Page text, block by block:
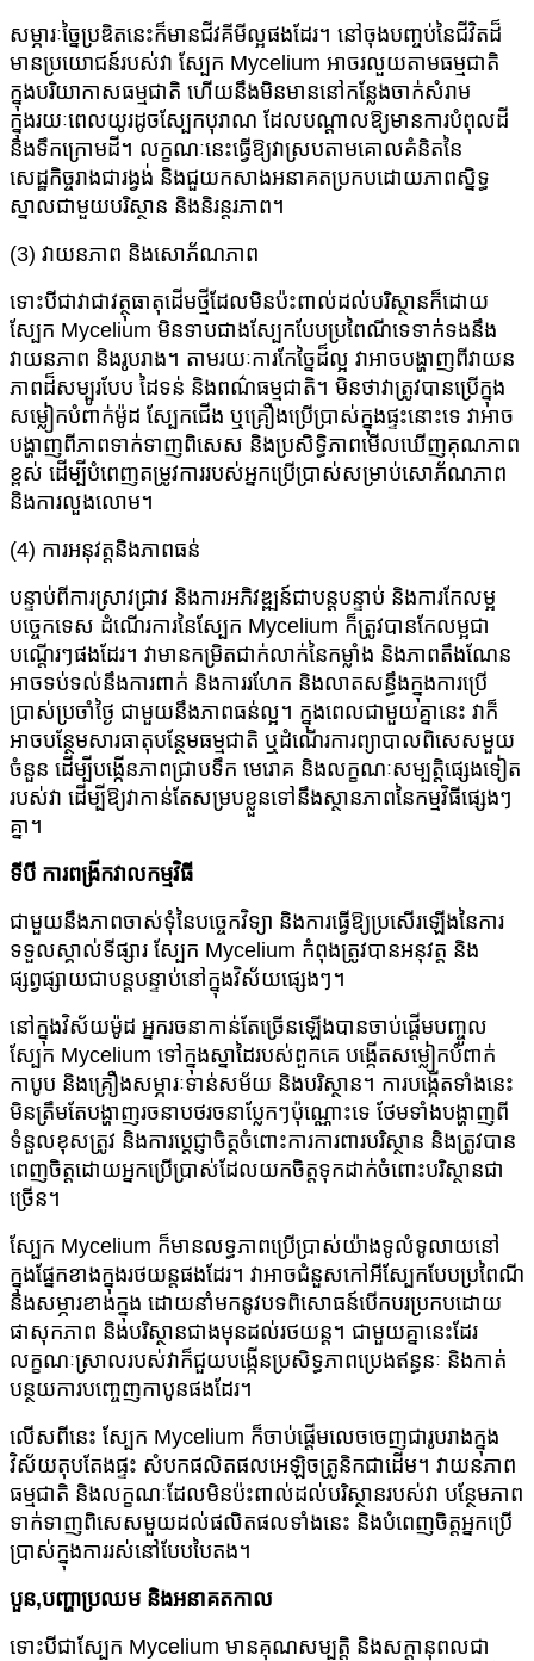
សម្ភារៈច្នៃប្រឌិតនេះក៏មានជីវគីមីល្អផងដែរ។ នៅចុងបញ្ចប់នៃជីវិតដ៏
មានប្រយោជន៍របស់វា ស្បែក Mycelium អាចរលួយតាមធម្មជាតិ
ក្នុងបរិយាកាសធម្មជាតិ ហើយនឹងមិនមាននៅកន្លែងចាក់សំរាម
ក្នុងរយៈពេលយូរដូចស្បែកបុរាណ ដែលបណ្តាលឱ្យមានការបំពុលដី
និងទឹកក្រោមដី។ លក្ខណៈនេះធ្វើឱ្យវាស្របតាមគោលគំនិតនៃ
សេដ្ឋកិច្ចរាងជារង្វង់ និងជួយកសាងអនាគតប្រកបដោយភាពស្និទ្ធ
ស្នាលជាមួយបរិស្ថាន និងនិរន្តរភាព។
(3) វាយនភាព និងសោភ័ណភាព
ទោះបីជាវាជាវត្ថុធាតុដើមថ្មីដែលមិនប៉ះពាល់ដល់បរិស្ថានក៏ដោយ
ស្បែក Mycelium មិនទាបជាងស្បែកបែបប្រពៃណីទេទាក់ទងនឹង
វាយនភាព និងរូបរាង។ តាម​រយៈ​ការ​កែច្នៃ​ដ៏​ល្អ វា​អាច​បង្ហាញ​ពី​វាយន
ភាព​ដ៏​សម្បូរ​បែប ដៃ​ទន់ និង​ពណ៌​ធម្មជាតិ។ មិនថាវាត្រូវបានប្រើក្នុង
សម្លៀកបំពាក់ម៉ូដ ស្បែកជើង ឬគ្រឿងប្រើប្រាស់ក្នុងផ្ទះនោះទេ វាអាច
បង្ហាញពីភាពទាក់ទាញពិសេស និងប្រសិទ្ធិភាពមើលឃើញគុណភាព
ខ្ពស់ ដើម្បីបំពេញតម្រូវការរបស់អ្នកប្រើប្រាស់សម្រាប់សោភ័ណភាព
និងការលួងលោម។
(4) ការអនុវត្តនិងភាពធន់
បន្ទាប់ពីការស្រាវជ្រាវ និងការអភិវឌ្ឍន៍ជាបន្តបន្ទាប់ និងការកែលម្អ
បច្ចេកទេស ដំណើរការនៃស្បែក Mycelium ក៏ត្រូវបានកែលម្អជា
បណ្តើរៗផងដែរ។ វាមានកម្រិតជាក់លាក់នៃកម្លាំង និងភាពតឹងណែន
អាចទប់ទល់នឹងការពាក់ និងការរហែក និងលាតសន្ធឹងក្នុងការប្រើ
ប្រាស់ប្រចាំថ្ងៃ ជាមួយនឹងភាពធន់ល្អ។ ក្នុងពេលជាមួយគ្នានេះ វាក៏
អាចបន្ថែមសារធាតុបន្ថែមធម្មជាតិ ឬដំណើរការព្យាបាលពិសេសមួយ
ចំនួន ដើម្បីបង្កើនភាពជ្រាបទឹក មេរោគ និងលក្ខណៈសម្បត្តិផ្សេងទៀត
របស់វា ដើម្បីឱ្យវាកាន់តែសម្របខ្លួនទៅនឹងស្ថានភាពនៃកម្មវិធីផ្សេងៗ
គ្នា។
ទីបី ការពង្រីកវាលកម្មវិធី
ជាមួយនឹងភាពចាស់ទុំនៃបច្ចេកវិទ្យា និងការធ្វើឱ្យប្រសើរឡើងនៃការ
ទទួលស្គាល់ទីផ្សារ ស្បែក Mycelium កំពុងត្រូវបានអនុវត្ត និង
ផ្សព្វផ្សាយជាបន្តបន្ទាប់នៅក្នុងវិស័យផ្សេងៗ។
នៅក្នុងវិស័យម៉ូដ អ្នករចនាកាន់តែច្រើនឡើងបានចាប់ផ្តើមបញ្ចូល
ស្បែក Mycelium ទៅក្នុងស្នាដៃរបស់ពួកគេ បង្កើតសម្លៀកបំពាក់
កាបូប និងគ្រឿងសម្ភារៈទាន់សម័យ និងបរិស្ថាន។ ការបង្កើតទាំងនេះ
មិនត្រឹមតែបង្ហាញរចនាបថរចនាប្លែកៗប៉ុណ្ណោះទេ ថែមទាំងបង្ហាញពី
ទំនួលខុសត្រូវ និងការប្តេជ្ញាចិត្តចំពោះការការពារបរិស្ថាន និងត្រូវបាន
ពេញចិត្តដោយអ្នកប្រើប្រាស់ដែលយកចិត្តទុកដាក់ចំពោះបរិស្ថានជា
ច្រើន។
ស្បែក Mycelium ក៏មានលទ្ធភាពប្រើប្រាស់យ៉ាងទូលំទូលាយនៅ
ក្នុងផ្នែកខាងក្នុងរថយន្តផងដែរ។ វា​អាច​ជំនួស​កៅអី​ស្បែក​បែប​ប្រពៃណី
និង​សម្ភារ​ខាងក្នុង ដោយ​នាំមក​នូវ​បទពិសោធន៍​បើកបរ​ប្រកបដោយ​
ផាសុកភាព និង​បរិស្ថាន​ជាង​មុន​ដល់​រថយន្ត​។ ជាមួយគ្នានេះដែរ
លក្ខណៈស្រាលរបស់វាក៏ជួយបង្កើនប្រសិទ្ធភាពប្រេងឥន្ធនៈ និងកាត់
បន្ថយការបញ្ចេញកាបូនផងដែរ។
លើសពីនេះ ស្បែក Mycelium ក៏ចាប់ផ្តើមលេចចេញជារូបរាងក្នុង
វិស័យតុបតែងផ្ទះ សំបកផលិតផលអេឡិចត្រូនិកជាដើម។ វាយនភាព
ធម្មជាតិ និងលក្ខណៈដែលមិនប៉ះពាល់ដល់បរិស្ថានរបស់វា បន្ថែមភាព
ទាក់ទាញពិសេសមួយដល់ផលិតផលទាំងនេះ និងបំពេញចិត្តអ្នកប្រើ
ប្រាស់ក្នុងការរស់នៅបែបបៃតង។
បួន,បញ្ហាប្រឈម និងអនាគតកាល
ទោះបីជាស្បែក Mycelium មានគុណសម្បត្តិ និងសក្ដានុពលជា